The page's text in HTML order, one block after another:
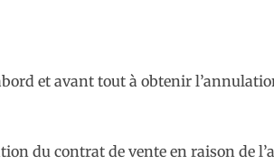
et avant tout à obtenir
du contrat de vente en raison de